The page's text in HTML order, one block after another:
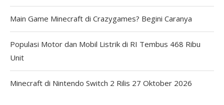
Main Game Minecraft di Crazygames? Begini Caranya
Populasi Motor dan Mobil Listrik di RI Tembus 468 Ribu
Unit
Minecraft di Nintendo Switch 2 Rilis 27 Oktober 2026